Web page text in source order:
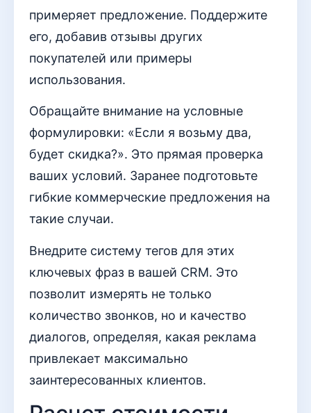
примеряет предложение. Поддержите
его, добавив отзывы других
покупателей или примеры
использования.
Обращайте внимание на условные
формулировки: «Если я возьму два,
будет скидка?». Это прямая проверка
ваших условий. Заранее подготовьте
гибкие коммерческие предложения на
такие случаи.
Внедрите систему тегов для этих
ключевых фраз в вашей CRM. Это
позволит измерять не только
количество звонков, но и качество
диалогов, определяя, какая реклама
привлекает максимально
заинтересованных клиентов.